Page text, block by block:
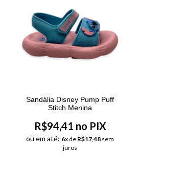
Sandália Disney Pump Puff
Stitch Menina
R$94,41 no PIX
ou em até: 6x de R$17,48 sem
juros